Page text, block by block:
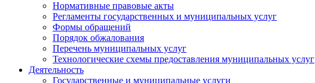
Нормативные правовые акты
Регламенты государственных и муниципальных услуг
Формы обращений
Порядок обжалования
Перечень муниципальных услуг
Технологические схемы предоставления муниципальных услуг
Деятельность
Государственные и муниципальные услуги